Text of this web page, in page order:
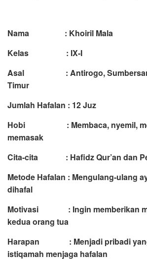
Nama : Khoiril Mala
Kelas : IX-I
Asal : Antirogo, Sumbersari,
Timur
Jumlah Hafalan : 12 Juz
Hobi : Membaca, nyemil,
memasak
Cita-cita : Hafidz Qur’an dan
Metode Hafalan : Mengulang-ulang
dihafal
Motivasi : Ingin memberikan
kedua orang tua
Harapan : Menjadi pribadi yang
istiqamah menjaga hafalan